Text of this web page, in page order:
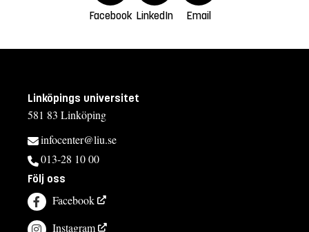
Facebook LinkedIn Email
Linköpings universitet
581 83 Linköping
infocenter@liu.se
013-28 10 00
Följ oss
Facebook
Instagram